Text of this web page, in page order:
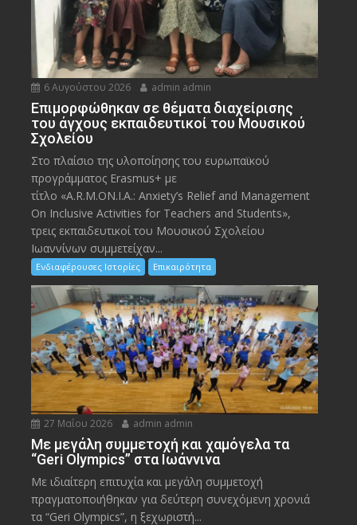
6 Αυγούστου 2026 admin admin
Eπιμορφώθηκαν σε θέματα διαχείρισης
του άγχους εκπαιδευτικοί του Μουσικού
Σχολείου
Στο πλαίσιο της υλοποίησης του ευρωπαϊκού
προγράμματος Erasmus+ με
τίτλο «A.R.M.ON.I.A.: Anxiety’s Relief and Management
On Inclusive Activities for Teachers and Students»,
τρεις εκπαιδευτικοί του Μουσικού Σχολείου
Ιωαννίνων συμμετείχαν...
Ενδιαφέρουσες Ιστορίες Επικαιρότητα
27 Μαΐου 2026 admin admin
Με μεγάλη συμμετοχή και χαμόγελα τα
“Geri Olympics” στα Ιωάννινα
Με ιδιαίτερη επιτυχία και μεγάλη συμμετοχή
πραγματοποιήθηκαν για δεύτερη συνεχόμενη χρονιά
τα “Geri Olympics”, η ξεχωριστή...